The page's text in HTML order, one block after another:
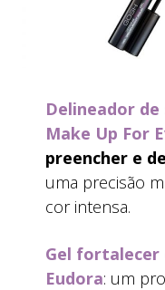
Delineador
Make Up For
preencher e
uma precisão
cor intensa.
Gel fortalecer
Eudora: um